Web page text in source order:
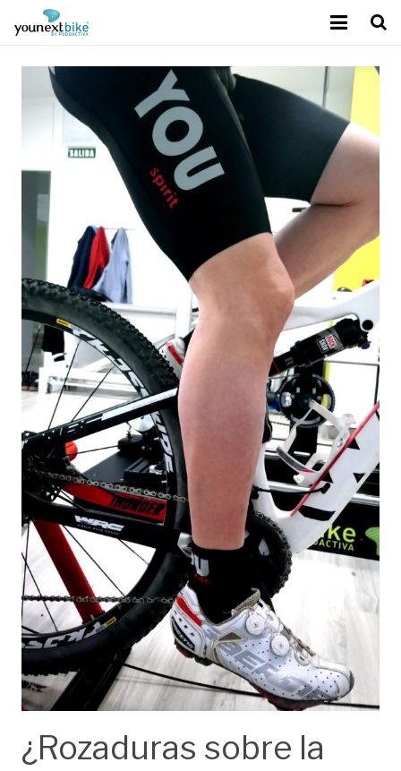
Sobre Younext Bike
Mejora del rendimiento
Tecnología exclusiva
Calidad Podoactiva
Contacto
Blog
¿Rozaduras sobre la